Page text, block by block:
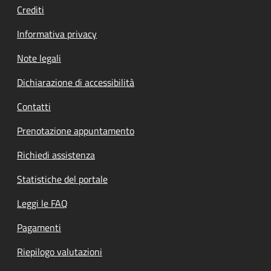
Crediti
Informativa privacy
Note legali
Dichiarazione di accessibilità
Contatti
Prenotazione appuntamento
Richiedi assistenza
Statistiche del portale
Leggi le FAQ
Pagamenti
Riepilogo valutazioni